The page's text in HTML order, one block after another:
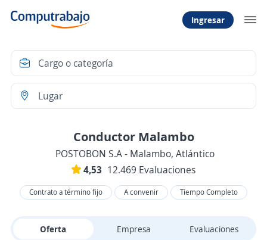
Ingresar
Conductor Malambo
POSTOBON S.A - Malambo, Atlántico
4,53 12.469 Evaluaciones
Contrato a término fijo A convenir Tiempo Completo
Oferta Empresa Evaluaciones